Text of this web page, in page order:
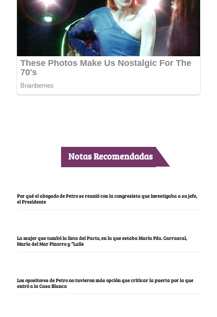
Notas Recomendadas
Por qué el abogado de Petro se reunió con la congresista que investigaba a su jefe,
el Presidente
La mujer que tumbó la lista del Pacto, en la que estaba María Fda. Carrascal,
María del Mar Pizarro y “Lalis
Los opositores de Petro no tuvieron más opción que criticar la puerta por la que
entró a la Casa Blanca